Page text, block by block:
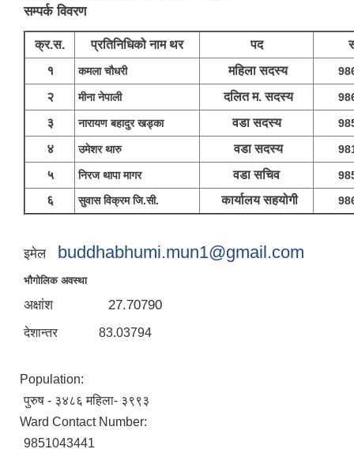
सम्पर्क विवरण
क्र.स. प्रतिनिधिको नाम थर पद
१
कमला चौधरी महिला सदस्य
२ मीना नेपाली दलित म. सदस्य
३ नारायण बहादुर खड्का वडा सदस्य
४ उमेशर थारु वडा सदस्य
५ निरज थापा मागर वडा सचिव
६ सुवास विक्रम जि.सी. कार्यालय सहयोगी
इमेल buddhabhumi.mun1@gmail.com
भौगोलिक अवस्था
अक्षांश 27.70790
देशान्तर 83.03794
Population:
पुरुष - ३४८६ महिला- ३९९३
Ward Contact Number:
9851043441